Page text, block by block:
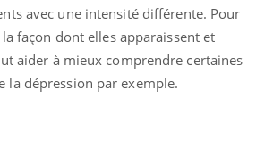
avec une intensité différente. Pour
façon dont elles apparaissent et
aider à mieux comprendre certaines
la dépression par exemple.